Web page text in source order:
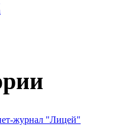
журнал "Лицей"